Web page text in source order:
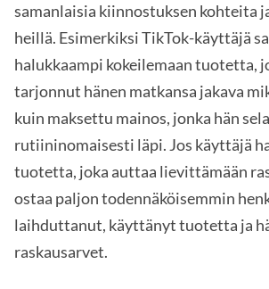
samanlaisia kiinnostuksen kohteita
heillä. Esimerkiksi TikTok-käyttäjä
halukkaampi kokeilemaan tuotetta,
tarjonnut hänen matkansa jakava
kuin maksettu mainos, jonka hän
rutiininomaisesti läpi. Jos käyttäjä
tuotetta, joka auttaa lievittämään
ostaa paljon todennäköisemmin
laihduttanut, käyttänyt tuotetta ja
raskausarvet.